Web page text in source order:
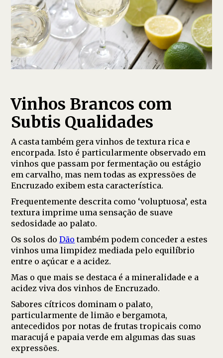
Vinhos Brancos com
Subtis Qualidades
A casta também gera vinhos de textura rica e
encorpada. Isto é particularmente observado em
vinhos que passam por fermentação ou estágio
em carvalho, mas nem todas as expressões de
Encruzado exibem esta característica.
Frequentemente descrita como ‘voluptuosa’, esta
textura imprime uma sensação de suave
sedosidade ao palato.
Os solos doDão também podem conceder a estes
vinhos uma limpidez mediada pelo equilíbrio
entre o açúcar e a acidez.
Mas o que mais se destaca é a mineralidade e a
acidez viva dos vinhos de Encruzado.
Sabores cítricos dominam o palato,
particularmente de limão e bergamota,
antecedidos por notas de frutas tropicais como
maracujá e papaia verde em algumas das suas
expressões.